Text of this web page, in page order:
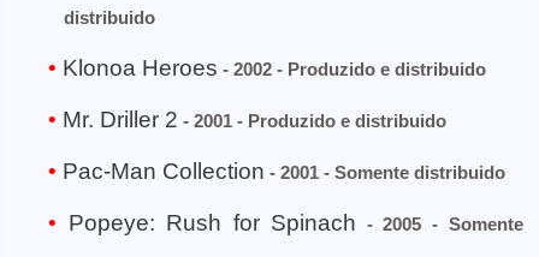
distribuido
Klonoa Heroes - 2002 - Produzido e distribuido
Mr. Driller 2 - 2001 - Produzido e distribuido
Pac-Man Collection - 2001 - Somente distribuido
Popeye: Rush for Spinach - 2005 - Somente